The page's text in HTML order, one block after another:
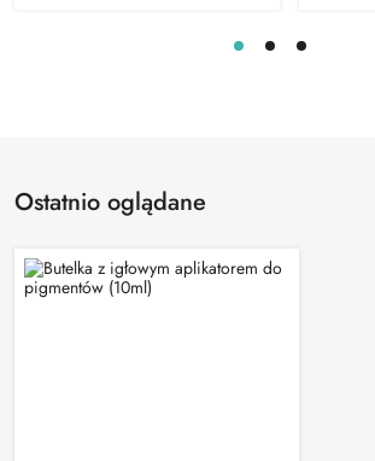
Ostatnio oglądane